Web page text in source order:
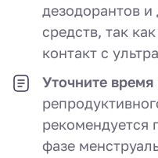
дезодорантов и
средств, так
контакт с
Уточните время
рекомендуется
фазе